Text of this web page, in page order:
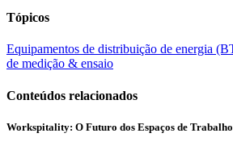
Tópicos
Equipamentos de distribuição de energia
de medição & ensaio
Conteúdos relacionados
Workspitality: O Futuro dos Espaços de Trabalho